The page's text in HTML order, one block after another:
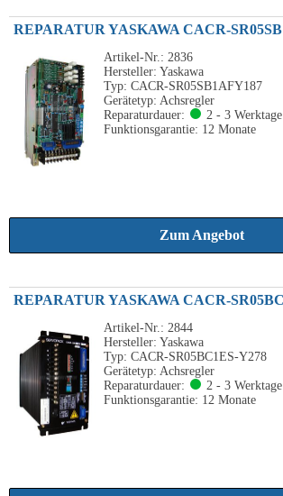
Artikel-Nr.: 2836
Hersteller: Yaskawa
Typ: CACR-SR05SB1AFY187
Gerätetyp: Achsregler
Reparaturdauer:
2 - 3 Werktage
Funktionsgarantie: 12 Monate
Zum Angebot
Artikel-Nr.: 2844
Hersteller: Yaskawa
Typ: CACR-SR05BC1ES-Y278
Gerätetyp: Achsregler
Reparaturdauer:
2 - 3 Werktage
Funktionsgarantie: 12 Monate